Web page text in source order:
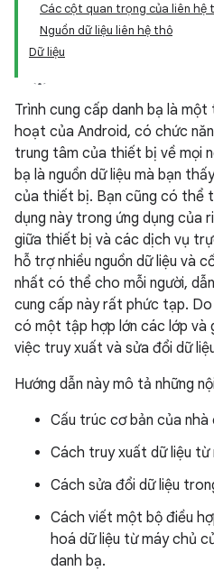
Các cột quan trọng của liên hệ
Nguồn dữ liệu liên hệ thô
Dữ liệu
Trình cung cấp danh bạ là một
hoạt của Android, có chức
trung tâm của thiết bị về mọi
bạ là nguồn dữ liệu mà bạn
của thiết bị. Bạn cũng có thể
dụng này trong ứng dụng của
giữa thiết bị và các dịch vụ
hỗ trợ nhiều nguồn dữ liệu và
nhất có thể cho mỗi người,
cung cấp này rất phức tạp.
có một tập hợp lớn các lớp và
việc truy xuất và sửa đổi dữ
Hướng dẫn này mô tả những
Cấu trúc cơ bản của nhà
Cách truy xuất dữ liệu từ
Cách sửa đổi dữ liệu
Cách viết một bộ điều
hoá dữ liệu từ máy chủ
danh bạ.